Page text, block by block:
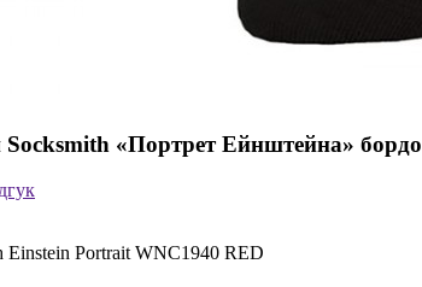
«Портрет Ейнштейна» бордо
Einstein Portrait WNC1940 RED